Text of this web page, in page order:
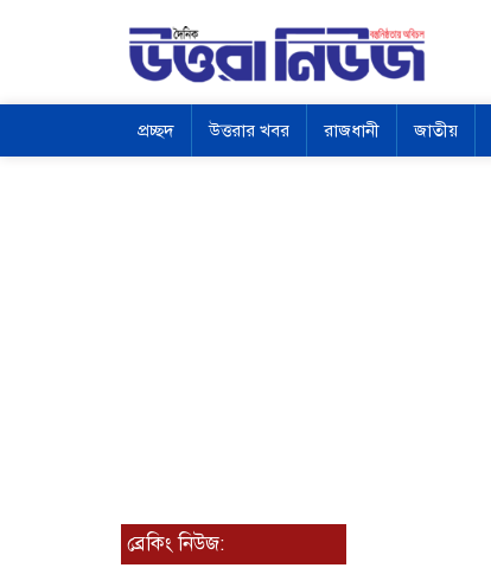
প্রচ্ছদ উত্তরার খবর রাজধানী জাতীয়
ব্রেকিং নিউজ: